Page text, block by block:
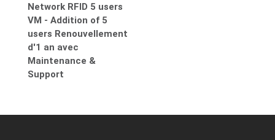
Network RFID 5 users
VM - Addition of 5
users Renouvellement
d'1 an avec
Maintenance &
Support